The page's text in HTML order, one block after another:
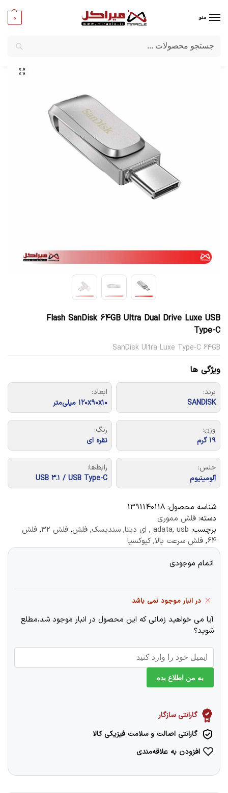
منو 0
میراکل/کامپیوتر/قطعات جانبی
Flash SanDisk 64GB Ultra Dual Drive Luxe USB
Type-C
SanDisk Ultra Luxe Type-C 64GB
ویژگی ها
برند:
SANDISK
ابعاد:
۱۲۰x۹۰x۱۰ میلی‌متر
وزن:
۱۹ گرم
رنگ:
نقره ای
جنس:
آلومینیوم
رابط‌ها:
USB ۳.۱ / USB Type-C
شناسه محصول: 1391140118
دسته: فلش مموری
برچسب:
adata, usb
, ای دیتا, سندیسک, فلش, فلش 32 , فلش
64
, فلش سرعت بالا,کیوکسیا
اتمام موجودی
در انبار موجود نمی باشد
آیا می خواهید زمانی که این محصول در انبار موجود شد،مطلع
شوید؟
به من اطلاع بده
گارانتی سازگار
گارانتی اصالت و سلامت فیزیکی کالا
افزودن به علاقه‌مندی